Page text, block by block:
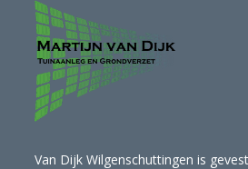
Van Dijk Wilgenschuttingen is